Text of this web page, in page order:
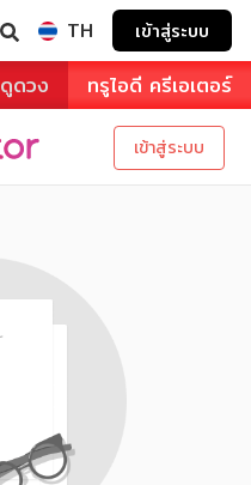
TH เข้าสู่ระบบ
ดูดวง ทรูไอดี ครีเอเตอร์
เข้าสู่ระบบ